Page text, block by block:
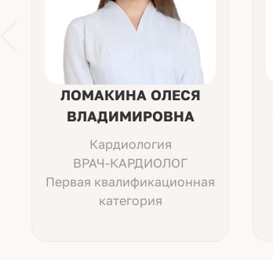
ЛОМАКИНА ОЛЕСЯ
ВЛАДИМИРОВНА
Кардиология
ВРАЧ-КАРДИОЛОГ
Первая квалификационная
категория